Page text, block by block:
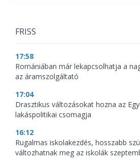
FRISS
17:58
Romániában már lekapcsolhatja a
az áramszolgáltató
17:04
Drasztikus változásokat hozna az
lakáspolitikai csomagja
16:12
Rugalmas iskolakezdés, hosszabb
változhatnak meg az iskolák